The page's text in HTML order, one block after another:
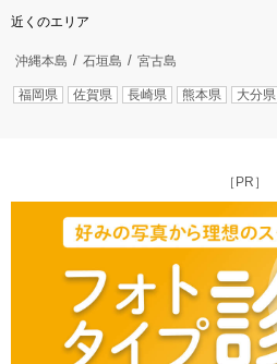
近くのエリア
沖縄本島 石垣島 宮古島
福岡県 佐賀県 長崎県 熊本県 大分県
［PR］